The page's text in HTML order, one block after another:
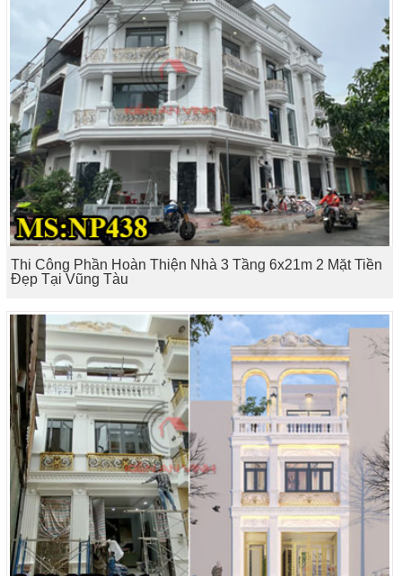
Thi Công Phần Hoàn Thiện Nhà 3 Tầng 6x21m 2 Mặt Tiền
Đẹp Tại Vũng Tàu